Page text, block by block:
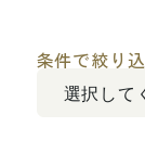
条件で絞り